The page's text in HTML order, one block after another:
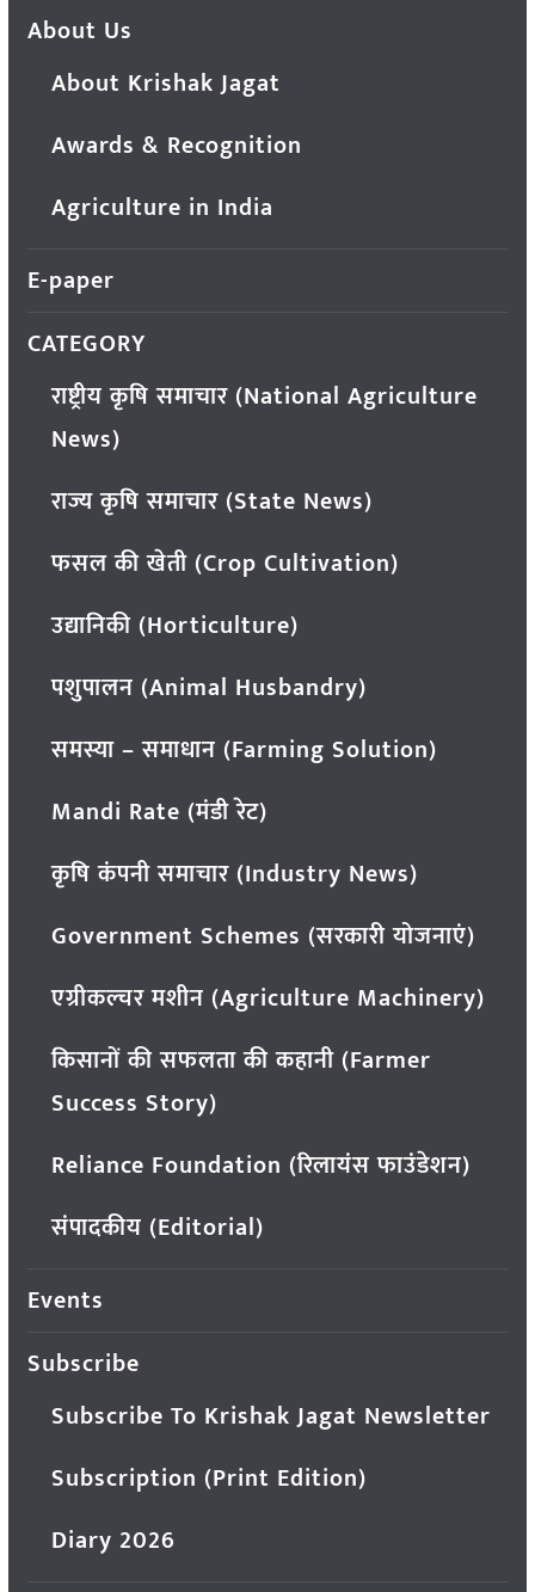
About Us
About Krishak Jagat
Awards & Recognition
Agriculture in India
E-paper
CATEGORY
राष्ट्रीय कृषि समाचार (National Agriculture
News)
राज्य कृषि समाचार (State News)
फसल की खेती (Crop Cultivation)
उद्यानिकी (Horticulture)
पशुपालन (Animal Husbandry)
समस्या – समाधान (Farming Solution)
Mandi Rate (मंडी रेट)
कृषि कंपनी समाचार (Industry News)
Government Schemes (सरकारी योजनाएं)
एग्रीकल्चर मशीन (Agriculture Machinery)
किसानों की सफलता की कहानी (Farmer
Success Story)
Reliance Foundation (रिलायंस फाउंडेशन)
संपादकीय (Editorial)
Events
Subscribe
Subscribe To Krishak Jagat Newsletter
Subscription (Print Edition)
Diary 2026